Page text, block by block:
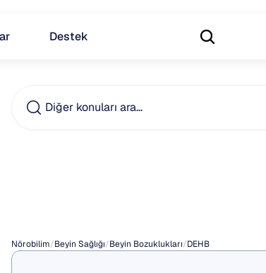
Destek
Diğer konuları ara…
Nörobilim/Beyin Sağlığı/Beyin Bozuklukları/DEHB